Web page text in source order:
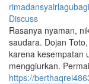
Discuss
Rasanya nyaman,
saudara. Dojan
karena kesempatan
menggiurkan.
https://